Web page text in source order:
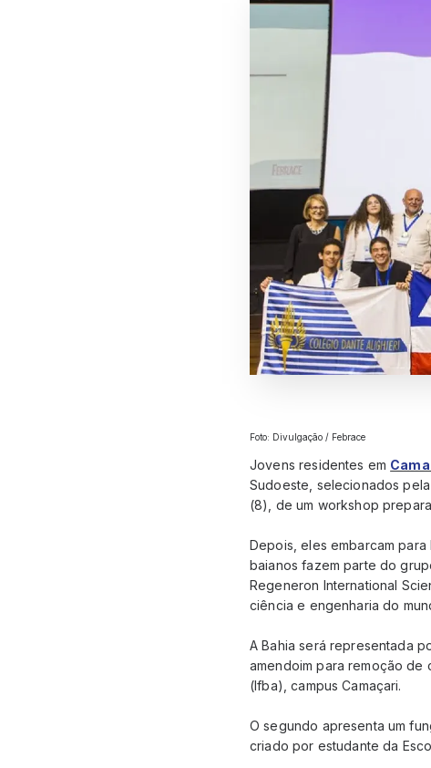
Foto: Divulgação / Febrace
Jovens residentes em
Sudoeste, selecionados
(8), de um workshop
Depois, eles embarcam
baianos fazem parte do
Regeneron International
ciência e engenharia do
A Bahia será representada
amendoim para remoção de
(Ifba), campus Camaçari.
O segundo apresenta um
criado por estudante da